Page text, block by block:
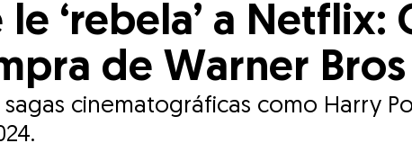
‘rebela’ a Netflix:
de Warner Bros
cinematográficas como Harry